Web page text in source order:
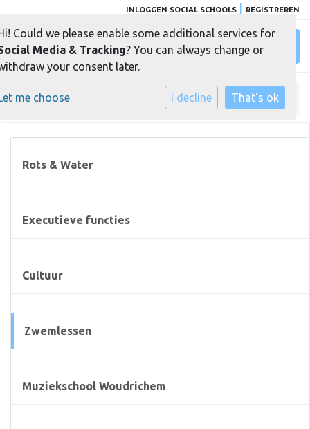
INLOGGEN SOCIAL SCHOOLS REGISTREREN
Ons aanbod» Zwemlessen
Rots & Water
Executieve functies
Cultuur
Zwemlessen
Muziekschool Woudrichem
Could we please enable some additional services for
Media & Tracking? You can always change or
your consent later.
me choose I decline That's ok